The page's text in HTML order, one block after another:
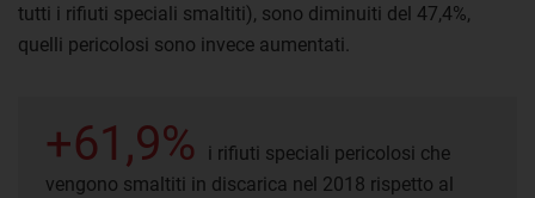
tutti i rifiuti speciali smaltiti), sono diminuiti del 47,4%,
quelli pericolosi sono invece aumentati.
+61,9%
i rifiuti speciali pericolosi che
vengono smaltiti in discarica nel 2018 rispetto al